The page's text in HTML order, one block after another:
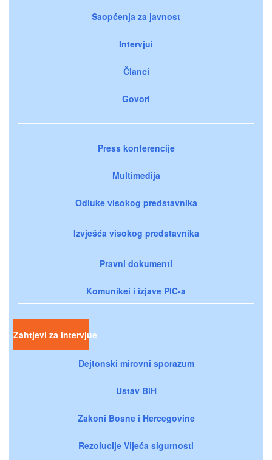
Saopćenja za javnost
Intervjui
Članci
Govori
Press konferencije
Multimedija
Odluke visokog predstavnika
Izvješća visokog predstavnika
Pravni dokumenti
Komunikei i izjave PIC-a
Zahtjevi za intervjue
Dejtonski mirovni sporazum
Ustav BiH
Zakoni Bosne i Hercegovine
Rezolucije Vijeća sigurnosti